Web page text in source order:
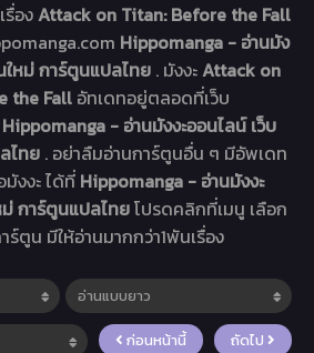
องAttack on Titan: Before the Fall
Hippomanga - อ่านมัง
ใหม่ การ์ตูนแปลไทย . มังงะAttack on
the Fall อัทเดทอยู่ตลอดที่เว็บ
Hippomanga - อ่านมังงะออนไลน์ เว็บ
ไทย . อย่าลืมอ่านการ์ตูนอื่น ๆ มีอัพเดท
งงะ ได้ที่ Hippomanga - อ่านมังงะ
ม่ การ์ตูนแปลไทยโปรดคลิกที่เมนู เลือก
ร์ตูน มีให้อ่านมากกว่า1พันเรื่อง
ก่อนหน้านี้ ถัดไป